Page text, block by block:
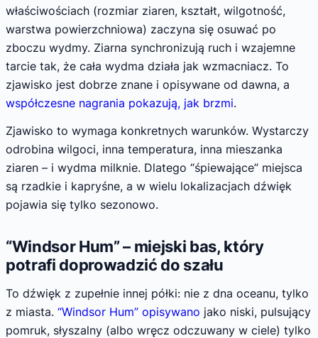
właściwościach (rozmiar ziaren, kształt, wilgotność,
warstwa powierzchniowa) zaczyna się osuwać po
zboczu wydmy. Ziarna synchronizują ruch i wzajemne
tarcie tak, że cała wydma działa jak wzmacniacz. To
zjawisko jest dobrze znane i opisywane od dawna, a
współczesne nagrania pokazują, jak brzmi.
Zjawisko to wymaga konkretnych warunków. Wystarczy
odrobina wilgoci, inna temperatura, inna mieszanka
ziaren – i wydma milknie. Dlatego “śpiewające” miejsca
są rzadkie i kapryśne, a w wielu lokalizacjach dźwięk
pojawia się tylko sezonowo.
“Windsor Hum” – miejski bas, który
potrafi doprowadzić do szału
To dźwięk z zupełnie innej półki: nie z dna oceanu, tylko
z miasta. “Windsor Hum” opisywano jako niski, pulsujący
pomruk, słyszalny (albo wręcz odczuwany w ciele) tylko